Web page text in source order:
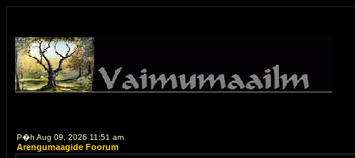
P�h Aug 09, 2026 11:51 am
Arengumaagide Foorum